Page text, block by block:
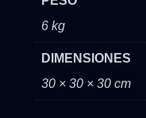
6 kg
DIMENSIONES
30 × 30 × 30 cm